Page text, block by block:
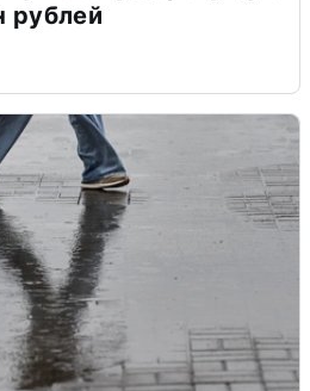
рублей